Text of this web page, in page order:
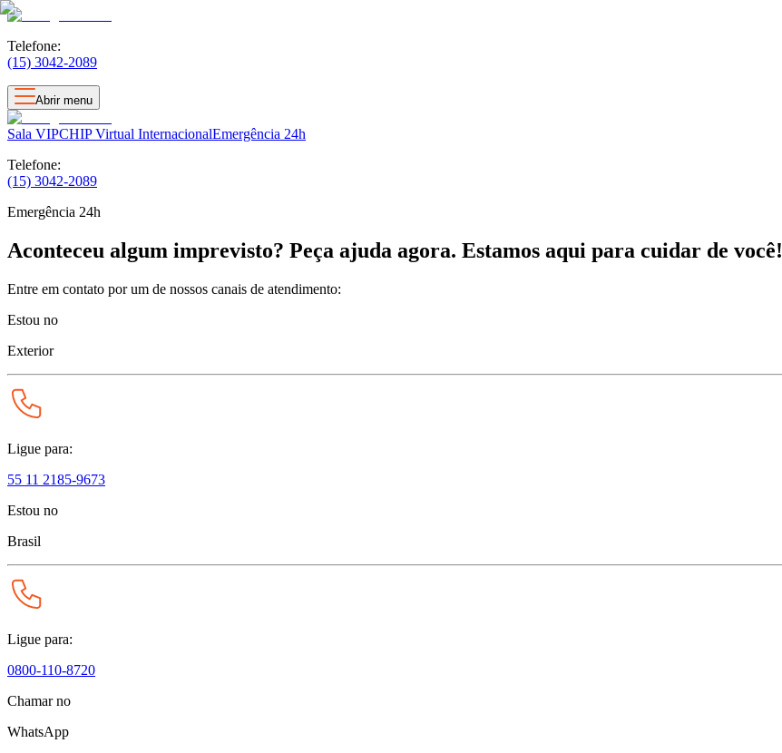
Telefone:
(15) 3042-2089
Abrir menu
Sala VIPCHIP Virtual InternacionalEmergência 24h
Telefone:
(15) 3042-2089
Emergência 24h
Aconteceu algum imprevisto? Peça ajuda agora. Estamos aqui para cuidar de você!
Entre em contato por um de nossos canais de atendimento:
Estou no
Exterior
Ligue para:
55 11 2185-9673
Estou no
Brasil
Ligue para:
0800-110-8720
Chamar no
WhatsApp